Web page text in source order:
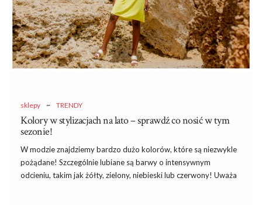
W tegorocznych trendach sukienek na wesele dominuje
różnorodność, pozwalając każdej kobiecie znaleźć coś, co
doskonale odzwierciedli jej indywidualny styl. Oto kilka ogólnych
trendów, które są na topie, jeśli chodzi …
sklepy ~ TRENDY
Kolory w stylizacjach na lato – sprawdź co nosić w tym
sezonie!
W modzie znajdziemy bardzo dużo kolorów, które są niezwykle
pożądane! Szczególnie lubiane są barwy o intensywnym
odcieniu, takim jak żółty, zielony, niebieski lub czerwony! Uważa